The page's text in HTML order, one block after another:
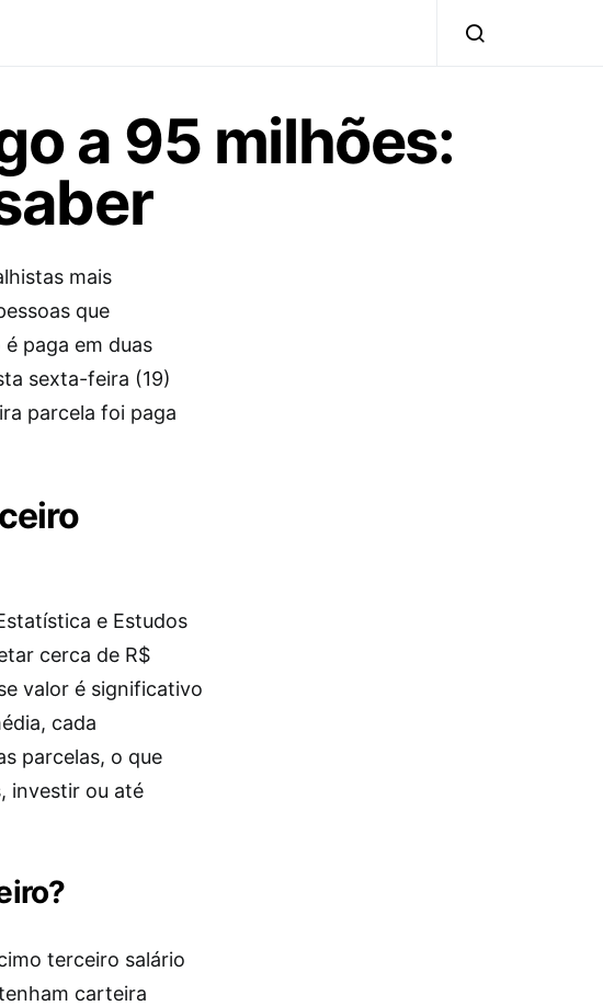
a 95 milhões:
mais
que
paga em duas
sexta-feira (19)
parcela foi paga
e Estudos
cerca de R$
valor é significativo
cada
parcelas, o que
investir ou até
terceiro salário
carteira